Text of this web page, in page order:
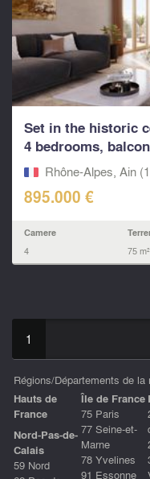
Set in the historic
4 bedrooms,
GenRhône-Alpes, Ain
895.000 €
Camere
4 75 m²
1
Régions/Départements de
Hauts de
France
Nord-Pas-de-
Calais
59 Nord
ÎIe de France
75 Paris
77 Seine-et-
Marne
78 Yvelines
91 Essonne